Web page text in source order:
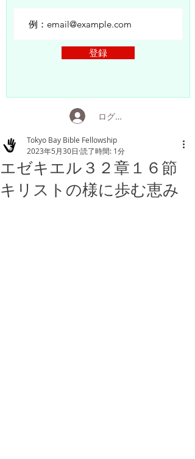
登録
ログイン
エゼキエル３２章１６節
キリストの様に歩む恵み
Tokyo Bay Bible Fellowship
2023年5月30日 読了時間: 1分